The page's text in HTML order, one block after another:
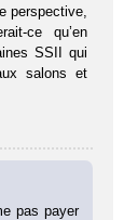
perspective,
ce qu’en
SSII qui
salons et
pas payer